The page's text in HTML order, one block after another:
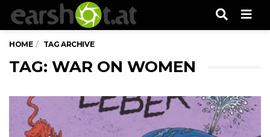
HOME TAG ARCHIVE
TAG: WAR ON WOMEN